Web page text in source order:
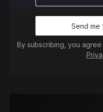
Send me
By subscribing, you
.